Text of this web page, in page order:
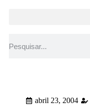
abril 23, 2004